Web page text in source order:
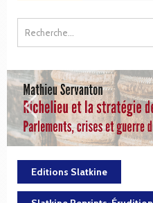
Editions Slatkine